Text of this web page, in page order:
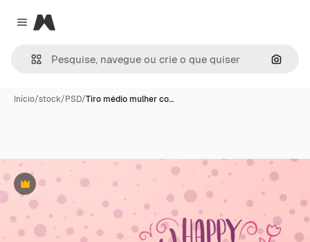
Close menu
Magnific
Início/stock/PSD/Tiro médio mulher co…
Premium